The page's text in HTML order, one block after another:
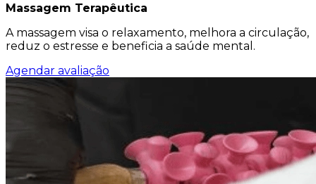
Massagem Terapêutica
A massagem visa o relaxamento, melhora a circulação,
reduz o estresse e beneficia a saúde mental.
Agendar avaliação